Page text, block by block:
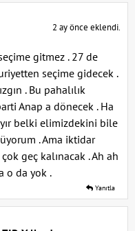
2 ay önce eklendi.
gitmez . 27 de
seçime gidecek .
. Bu pahalılık
Anap a dönecek . Ha
belki elimizdekini bile
. Ama iktidar
geç kalınacak . Ah ah
o da yok .
Yanıtla